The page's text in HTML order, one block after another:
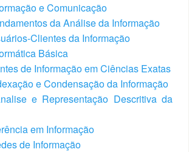
e Comunicação
da Análise da Informação
Clientes da Informação
Básica
de Informação em Ciências Exatas
e Condensação da Informação
e Representação Descritiva da
em Informação
de Informação